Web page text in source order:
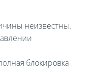
неизвестны.
блокировка